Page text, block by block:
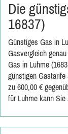
Die
16837)
Günstiges Gas in
Gasvergleich
Gas in Luhme
günstigen
zu 600,00 €
für Luhme kann